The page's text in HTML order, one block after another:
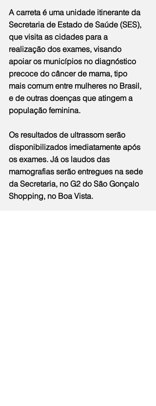
A carreta é uma unidade itinerante da
Secretaria de Estado de Saúde (SES),
que visita as cidades para a
realização dos exames, visando
apoiar os municípios no diagnóstico
precoce do câncer de mama, tipo
mais comum entre mulheres no Brasil,
e de outras doenças que atingem a
população feminina.
Os resultados de ultrassom serão
disponibilizados imediatamente após
os exames. Já os laudos das
mamografias serão entregues na sede
da Secretaria, no G2 do São Gonçalo
Shopping, no Boa Vista.